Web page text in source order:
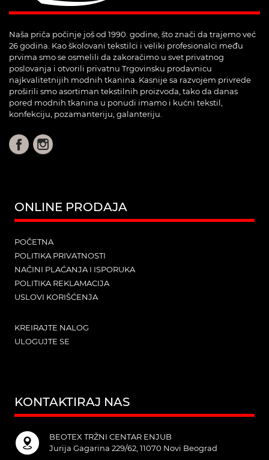
Naša priča počinje još od 1990. godine, što znači da trajemo već
26 godina. Kao školovani tekstilci i veliki profesionalci među
prvima smo se osmelili da zakoračimo u svet privatnog
poslovanja i otvorili privatnu Trgovinsku prodavnicu
najkvalitetnijih modnih tkanina. Kasnije sa razvojem privrede
proširili smo asortiman tekstilnih proizvoda, tako da danas
pored modnih tkanina u ponudi imamo i kućni tekstil,
konfekciju, pozamanteriju, galanteriju.
ONLINE PRODAJA
POČETNA
POLITIKA PRIVATNOSTI
NAČINI PLAĆANJA I ISPORUKA
POLITIKA REKLAMACIJA
USLOVI KORIŠĆENJA
KREIRAJTE NALOG
ULOGUJTE SE
KONTAKTIRAJ NAS
BEOTEX TRŽNI CENTAR ENJUB
Jurija Gagarina 229/62, 11070 Novi Beograd